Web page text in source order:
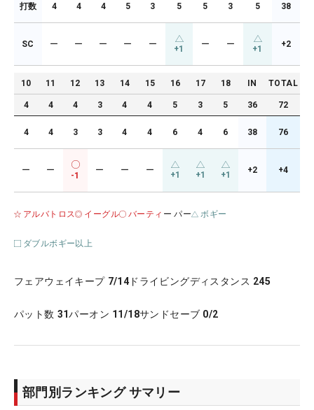
打数 4 4 4 5 3 5 5 3 5 38
SC ー ー ー ー ー +1 ー ー +1 +2
10 11 12 13 14 15 16 17 18 IN TOTAL
4 4 4 3 4 4 5 3 5 36 72
4 4 3 3 4 4 6 4 6 38 76
ー ー
-1
ー ー ー +1 +1 +1 +2 +4
アルバトロス イーグル バーティ ー パー ボギー
ダブルボギー以上
フェアウェイキープ 7/14 ドライビングディスタンス 245
パット数 31パーオン 11/18サンドセーブ 0/2
部門別ランキング サマリー